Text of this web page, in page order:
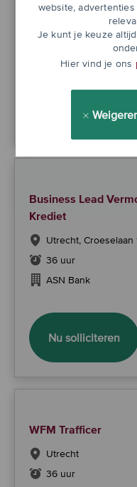
website,
Je kunt je keuze altijd
Hier vind je ons
Student-stagiair
Croeselaan,
Business Lead
Krediet
Utrecht, Croeselaan
36 uur
ASN Bank
Nu solliciteren
WFM Trafficer
Utrecht
36 uur